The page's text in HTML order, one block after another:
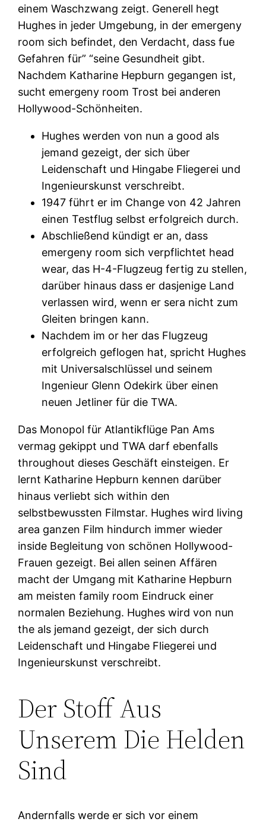
einem Waschzwang zeigt. Generell hegt
Hughes in jeder Umgebung, in der emergeny
room sich befindet, den Verdacht, dass fue
Gefahren für” “seine Gesundheit gibt.
Nachdem Katharine Hepburn gegangen ist,
sucht emergeny room Trost bei anderen
Hollywood-Schönheiten.
Hughes werden von nun a good als
jemand gezeigt, der sich über
Leidenschaft und Hingabe Fliegerei und
Ingenieurskunst verschreibt.
1947 führt er im Change von 42 Jahren
einen Testflug selbst erfolgreich durch.
Abschließend kündigt er an, dass
emergeny room sich verpflichtet head
wear, das H-4-Flugzeug fertig zu stellen,
darüber hinaus dass er dasjenige Land
verlassen wird, wenn er sera nicht zum
Gleiten bringen kann.
Nachdem im or her das Flugzeug
erfolgreich geflogen hat, spricht Hughes
mit Universalschlüssel und seinem
Ingenieur Glenn Odekirk über einen
neuen Jetliner für die TWA.
Das Monopol für Atlantikflüge Pan Ams
vermag gekippt und TWA darf ebenfalls
throughout dieses Geschäft einsteigen. Er
lernt Katharine Hepburn kennen darüber
hinaus verliebt sich within den
selbstbewussten Filmstar. Hughes wird living
area ganzen Film hindurch immer wieder
inside Begleitung von schönen Hollywood-
Frauen gezeigt. Bei allen seinen Affären
macht der Umgang mit Katharine Hepburn
am meisten family room Eindruck einer
normalen Beziehung. Hughes wird von nun
the als jemand gezeigt, der sich durch
Leidenschaft und Hingabe Fliegerei und
Ingenieurskunst verschreibt.
Der Stoff Aus
Unserem Die Helden
Sind
Andernfalls werde er sich vor einem